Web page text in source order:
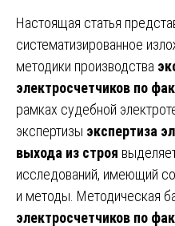
Настоящая статья
систематизированное
методики производства
электросчетчиков по
рамках судебной
экспертизы экспертиза
выхода из строя
исследований, имеющий
и методы. Методическая
электросчетчиков по